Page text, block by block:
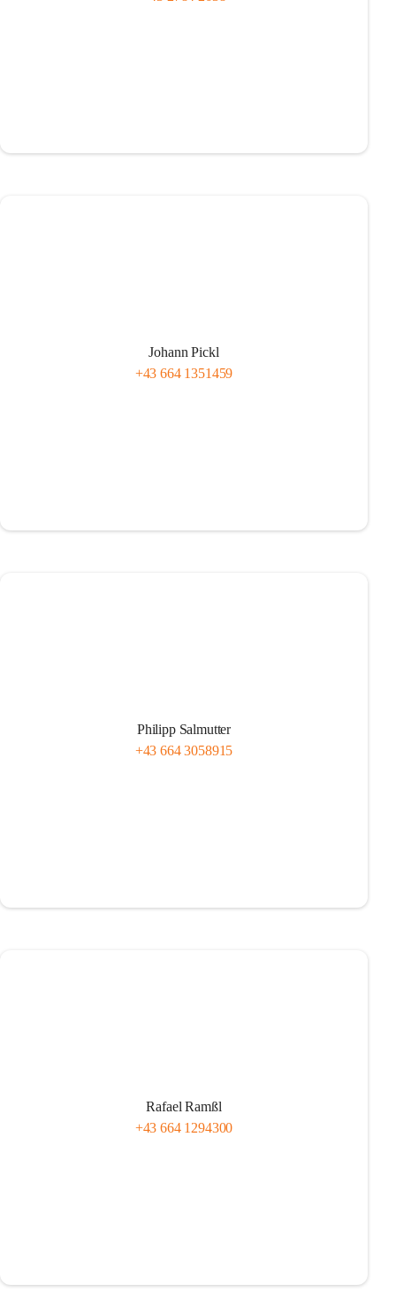
Johann Pickl
+43 664 1351459
Philipp Salmutter
+43 664 3058915
Rafael Ramßl
+43 664 1294300